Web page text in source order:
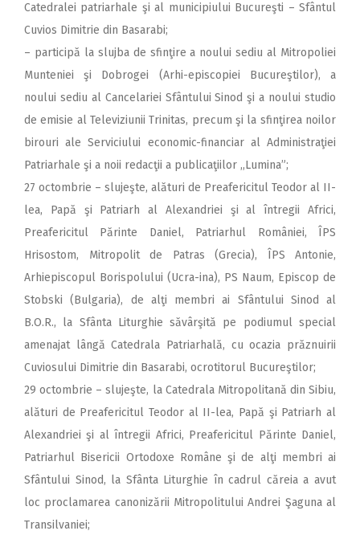
Catedralei patriarhale şi al municipiului Bucureşti – Sfântul
Cuvios Dimitrie din Basarabi;
– participă la slujba de sfinţire a noului sediu al Mitropoliei
Munteniei şi Dobrogei (Arhi-episcopiei Bucureştilor), a
noului sediu al Cancelariei Sfântului Sinod şi a noului studio
de emisie al Televiziunii Trinitas, precum şi la sfinţirea noilor
birouri ale Serviciului economic-financiar al Administraţiei
Patriarhale şi a noii redacţii a publicaţiilor ,,Lumina”;
27 octombrie – slujeşte, alături de Preafericitul Teodor al II-
lea, Papă şi Patriarh al Alexandriei şi al întregii Africi,
Preafericitul Părinte Daniel, Patriarhul României, ÎPS
Hrisostom, Mitropolit de Patras (Grecia), ÎPS Antonie,
Arhiepiscopul Borispolului (Ucra-ina), PS Naum, Episcop de
Stobski (Bulgaria), de alţi membri ai Sfântului Sinod al
B.O.R., la Sfânta Liturghie săvârşită pe podiumul special
amenajat lângă Catedrala Patriarhală, cu ocazia prăznuirii
Cuviosului Dimitrie din Basarabi, ocrotitorul Bucureştilor;
29 octombrie – slujeşte, la Catedrala Mitropolitană din Sibiu,
alături de Preafericitul Teodor al II-lea, Papă şi Patriarh al
Alexandriei şi al întregii Africi, Preafericitul Părinte Daniel,
Patriarhul Bisericii Ortodoxe Române şi de alţi membri ai
Sfântului Sinod, la Sfânta Liturghie în cadrul căreia a avut
loc proclamarea canonizării Mitropolitului Andrei Şaguna al
Transilvaniei;